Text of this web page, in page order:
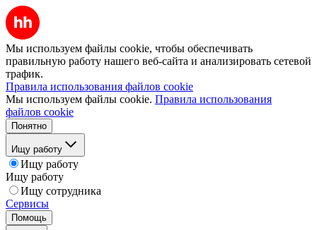
Мы используем файлы cookie, чтобы обеспечивать
правильную работу нашего веб-сайта и анализировать сетевой
трафик.
Правила использования файлов cookie
Мы используем файлы cookie. Правила использования
файлов cookie
Понятно
Ищу работу
Ищу работу
Ищу работу
Ищу сотрудника
Сервисы
Помощь